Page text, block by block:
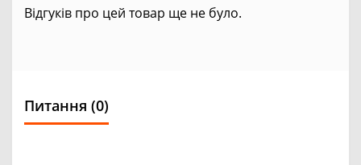
Відгуків про цей товар ще не було.
Питання (0)